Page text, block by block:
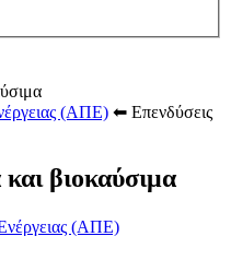
(ΑΠΕ) ⬅ Επενδύσεις
βιοκαύσιμα
(ΑΠΕ)